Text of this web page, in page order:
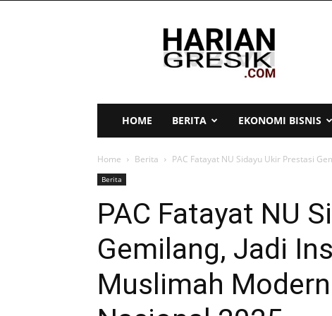
Harian
HOME BERITA EKONOMI BISNIS
Home Berita PAC Fatayat NU Sidayu Ukir Prestasi
Berita
PAC Fatayat NU
Gemilang, Jadi
Muslimah